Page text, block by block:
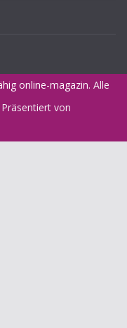
online-magazin. Alle
von